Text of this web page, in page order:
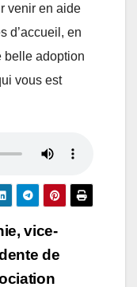
venir en aide
d’accueil, en
belle adoption
vous est
vice-
de